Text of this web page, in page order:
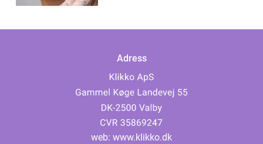
Adress
web: www.klikko.dk